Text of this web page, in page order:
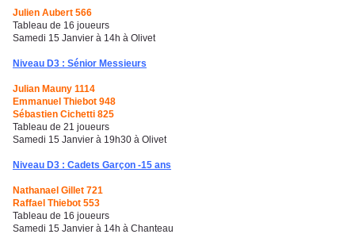
Julien Aubert 566
Tableau de 16 joueurs
Samedi 15 Janvier à 14h à Olivet
Niveau D3 : Sénior Messieurs
Julian Mauny 1114
Emmanuel Thiebot 948
Sébastien Cichetti 825
Tableau de 21 joueurs
Samedi 15 Janvier à 19h30 à Olivet
Niveau D3 : Cadets Garçon -15 ans
Nathanael Gillet 721
Raffael Thiebot 553
Tableau de 16 joueurs
Samedi 15 Janvier à 14h à Chanteau